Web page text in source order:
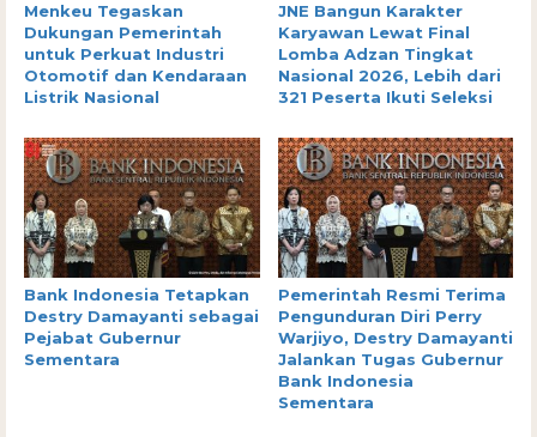
Menkeu Tegaskan
Dukungan Pemerintah
untuk Perkuat Industri
Otomotif dan Kendaraan
Listrik Nasional
JNE Bangun Karakter
Karyawan Lewat Final
Lomba Adzan Tingkat
Nasional 2026, Lebih dari
321 Peserta Ikuti Seleksi
Bank Indonesia Tetapkan
Destry Damayanti sebagai
Pejabat Gubernur
Sementara
Pemerintah Resmi Terima
Pengunduran Diri Perry
Warjiyo, Destry Damayanti
Jalankan Tugas Gubernur
Bank Indonesia
Sementara